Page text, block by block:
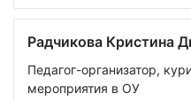
Радчикова Кристина
Педагог-организатор,
мероприятия в ОУ